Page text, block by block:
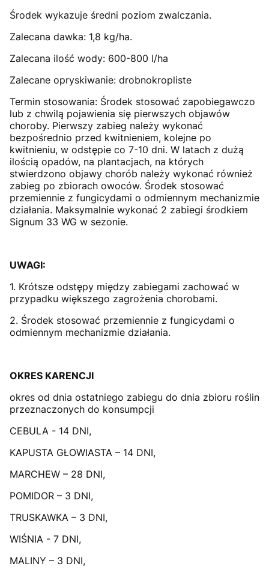
Środek wykazuje średni poziom zwalczania.
Zalecana dawka: 1,8 kg/ha.
Zalecana ilość wody: 600-800 l/ha
Zalecane opryskiwanie: drobnokropliste
Termin stosowania: Środek stosować zapobiegawczo
lub z chwilą pojawienia się pierwszych objawów
choroby. Pierwszy zabieg należy wykonać
bezpośrednio przed kwitnieniem, kolejne po
kwitnieniu, w odstępie co 7-10 dni. W latach z dużą
ilością opadów, na plantacjach, na których
stwierdzono objawy chorób należy wykonać również
zabieg po zbiorach owoców. Środek stosować
przemiennie z fungicydami o odmiennym mechanizmie
działania. Maksymalnie wykonać 2 zabiegi środkiem
Signum 33 WG w sezonie.
UWAGI:
1. Krótsze odstępy między zabiegami zachować w
przypadku większego zagrożenia chorobami.
2. Środek stosować przemiennie z fungicydami o
odmiennym mechanizmie działania.
OKRES KARENCJI
okres od dnia ostatniego zabiegu do dnia zbioru roślin
przeznaczonych do konsumpcji
CEBULA - 14 DNI,
KAPUSTA GŁOWIASTA – 14 DNI,
MARCHEW – 28 DNI,
POMIDOR – 3 DNI,
TRUSKAWKA – 3 DNI,
WIŚNIA - 7 DNI,
MALINY – 3 DNI,